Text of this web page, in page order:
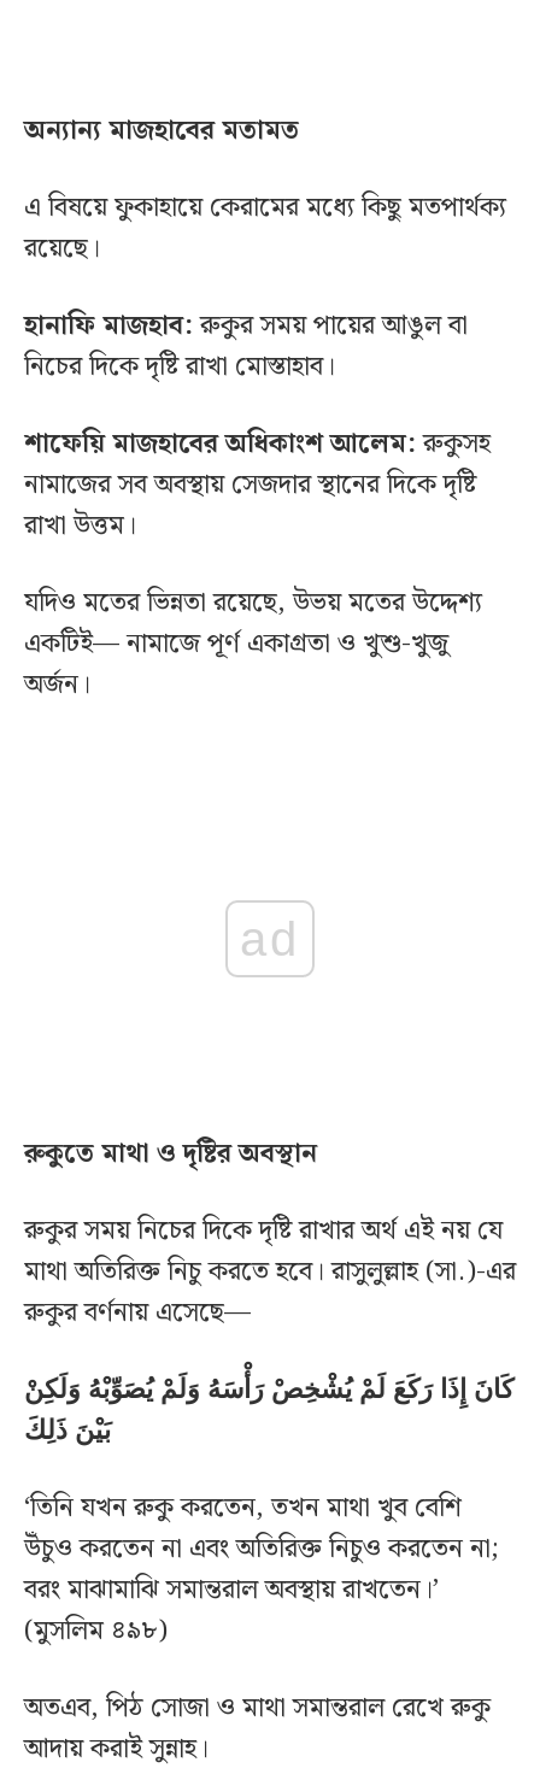
অন্যান্য মাজহাবের মতামত
এ বিষয়ে ফুকাহায়ে কেরামের মধ্যে কিছু মতপার্থক্য
রয়েছে।
হানাফি মাজহাব:রুকুর সময় পায়ের আঙুল বা
নিচের দিকে দৃষ্টি রাখা মোস্তাহাব।
শাফেয়ি মাজহাবের অধিকাংশ আলেম:রুকুসহ
নামাজের সব অবস্থায় সেজদার স্থানের দিকে দৃষ্টি
রাখা উত্তম।
যদিও মতের ভিন্নতা রয়েছে, উভয় মতের উদ্দেশ্য
একটিই— নামাজে পূর্ণ একাগ্রতা ও খুশু-খুজু
অর্জন।
ad
রুকুতে মাথা ও দৃষ্টির অবস্থান
রুকুর সময় নিচের দিকে দৃষ্টি রাখার অর্থ এই নয় যে
মাথা অতিরিক্ত নিচু করতে হবে। রাসুলুল্লাহ (সা.)-এর
রুকুর বর্ণনায় এসেছে—
كَانَ إِذَا رَكَعَ لَمْ يُشْخِصْ رَأْسَهُ وَلَمْ يُصَوِّبْهُ وَلَكِنْ
بَيْنَ ذَلِكَ
‘তিনি যখন রুকু করতেন, তখন মাথা খুব বেশি
উঁচুও করতেন না এবং অতিরিক্ত নিচুও করতেন না;
বরং মাঝামাঝি সমান্তরাল অবস্থায় রাখতেন।’
(মুসলিম ৪৯৮)
অতএব, পিঠ সোজা ও মাথা সমান্তরাল রেখে রুকু
আদায় করাই সুন্নাহ।